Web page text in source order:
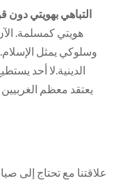
4. التباهي بهويتي
هويتي كمسلمة.
وسلوكي يمثل الإسلام.
الدينية.لا أحد
يعتقد معظم
علاقتنا مع تحتاج إلى